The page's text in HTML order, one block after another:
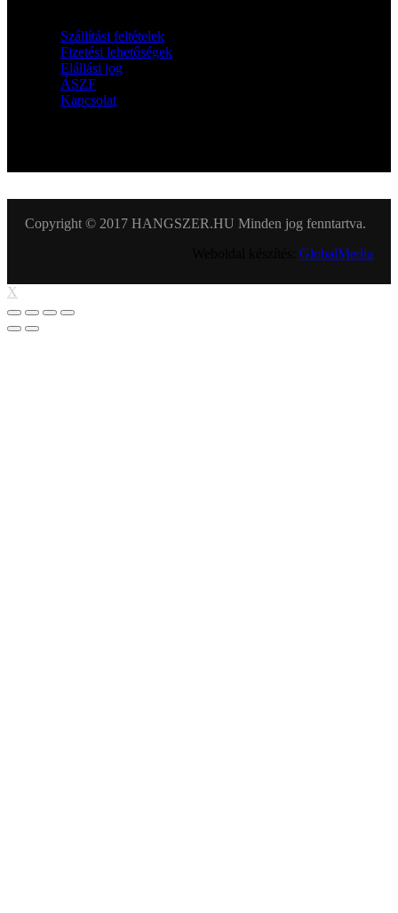
Szállítási feltételek
Fizetési lehetőségek
Elállási jog
ÁSZF
Kapcsolat
Copyright © 2017 HANGSZER.HU Minden jog fenntartva.
GlobalMedia
X